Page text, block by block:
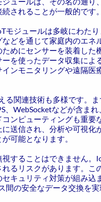
されることが一般的です。
モジュールは多岐にわた
どを通じて家庭内のエ
めにセンサーを装着し
を使ったデータ収集に
ンモニタリングや遠隔医
る関連技術も多様です。
、WebSocketなどが含ま
ンピューティングも重要
に送信され、分析や可視
可能となります。
することはできません
るリスクがあります。こ
キュリティ対策が組み
間の安全なデータ交換を